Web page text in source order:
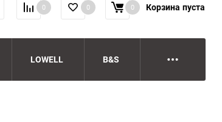
0 0 0 Корзина пуста
LOWELL B&S